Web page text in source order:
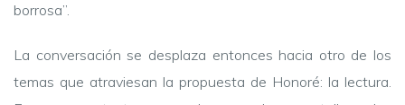
borrosa”.
La conversación se desplaza entonces hacia otro de los
temas que atraviesan la propuesta de Honoré: la lectura.